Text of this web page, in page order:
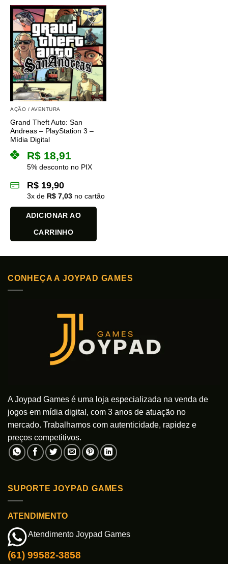
AÇÃO / AVENTURA
Grand Theft Auto: San
Andreas – PlayStation 3 –
Mídia Digital
R$ 18,91
5% desconto no PIX
R$ 19,90
3x de R$ 7,03 no cartão
ADICIONAR AO
CARRINHO
CONHEÇA A JOYPAD GAMES
A Joypad Games é uma loja especializada na venda de
jogos em mídia digital, com 3 anos de atuação no
mercado. Trabalhamos com autenticidade, rapidez e
preços competitivos.
SUPORTE JOYPAD GAMES
ATENDIMENTO
Atendimento Joypad Games
(61) 99582-3858